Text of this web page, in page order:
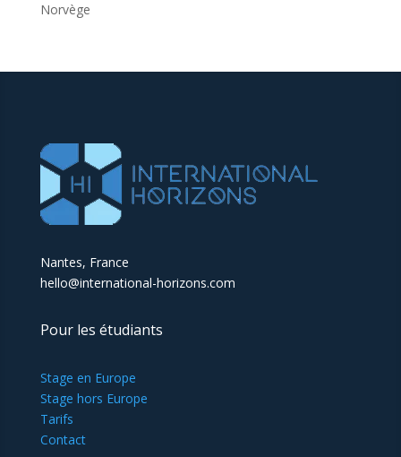
Norvège
Nantes, France
hello@international-horizons.com
Pour les étudiants
Stage en Europe
Stage hors Europe
Tarifs
Contact